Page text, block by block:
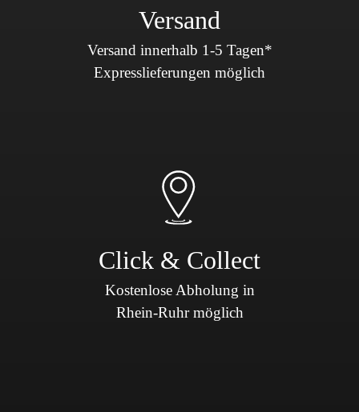
Versand
Versand innerhalb 1-5 Tagen*
Expresslieferungen möglich
Click & Collect
Kostenlose Abholung in
Rhein-Ruhr möglich